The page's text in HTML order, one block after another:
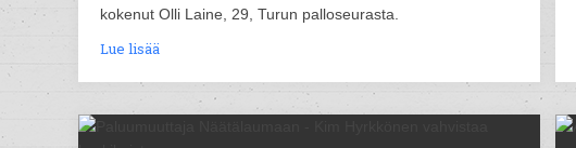
kokenut Olli Laine, 29, Turun palloseurasta.
Lue lisää